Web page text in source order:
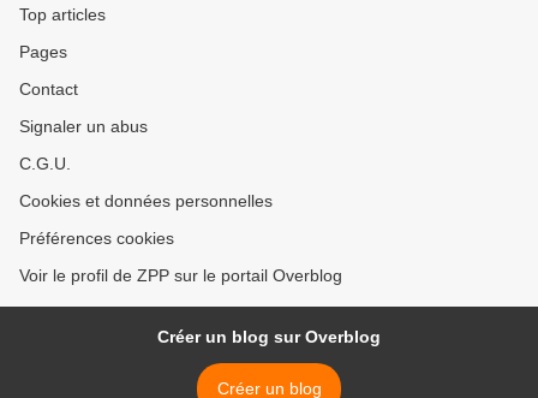
Top articles
Pages
Contact
Signaler un abus
C.G.U.
Cookies et données personnelles
Préférences cookies
Voir le profil de ZPP sur le portail Overblog
Créer un blog sur Overblog
Créer un blog